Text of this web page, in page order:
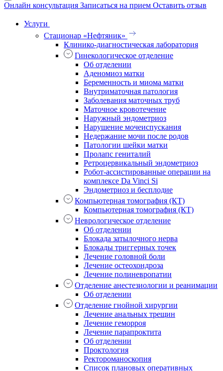
Онлайн консультация Записаться на прием Оставить отзыв
Услуги
Стационар «Нефтяник»
Клинико-диагностическая лаборатория
Гинекологическое отделение
Об отделении
Аденомиоз матки
Беременность и миома матки
Внутриматочная патология
Заболевания маточных труб
Маточное кровотечение
Наружный эндометриоз
Нарушение мочеиспускания
Недержание мочи после родов
Патологии шейки матки
Пролапс гениталий
Ретроцервикальный эндометриоз
Робот-ассистированные операции на
комплексе Da Vinci Si
Эндометриоз и бесплодие
Компьютерная томография (КТ)
Компьютерная томография (КТ)
Неврологическое отделение
Об отделении
Блокада затылочного нерва
Блокады триггерных точек
Лечение головной боли
Лечение остеохондроза
Лечение полиневропатии
Отделение анестезиологии и реанимации
Об отделении
Отделение гнойной хирургии
Лечение анальных трещин
Лечение геморроя
Лечение парапроктита
Об отделении
Проктология
Ректороманоскопия
Список плановых оперативных